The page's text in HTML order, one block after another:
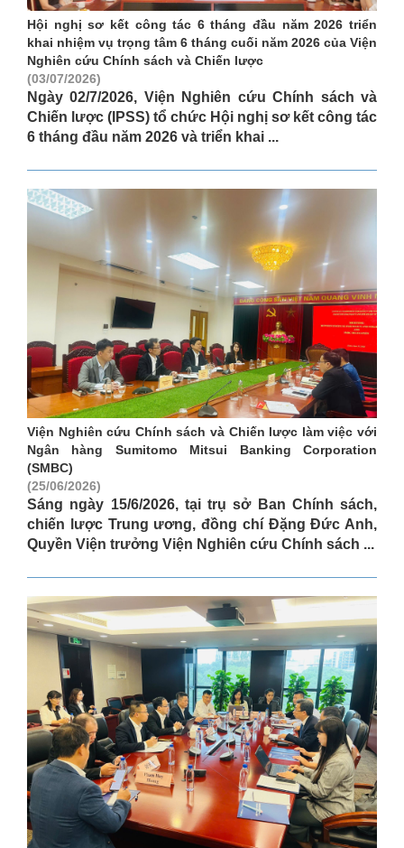
Hội nghị sơ kết công tác 6 tháng đầu năm 2026 triển
khai nhiệm vụ trọng tâm 6 tháng cuối năm 2026 của Viện
Nghiên cứu Chính sách và Chiến lược
(03/07/2026)
Ngày 02/7/2026, Viện Nghiên cứu Chính sách và
Chiến lược (IPSS) tổ chức Hội nghị sơ kết công tác
6 tháng đầu năm 2026 và triển khai ...
Viện Nghiên cứu Chính sách và Chiến lược làm việc với
Ngân hàng Sumitomo Mitsui Banking Corporation
(SMBC)
(25/06/2026)
Sáng ngày 15/6/2026, tại trụ sở Ban Chính sách,
chiến lược Trung ương, đồng chí Đặng Đức Anh,
Quyền Viện trưởng Viện Nghiên cứu Chính sách ...